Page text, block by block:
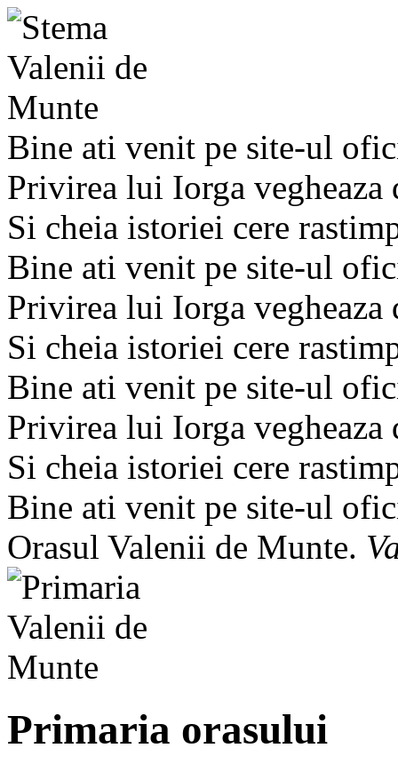
Bine ati venit pe site-ul
Privirea lui Iorga
Si cheia istoriei cere
Bine ati venit pe site-ul
Privirea lui Iorga
Si cheia istoriei cere
Bine ati venit pe site-ul
Privirea lui Iorga
Si cheia istoriei cere
Bine ati venit pe site-ul
Orasul Valenii de Munte.
Primaria orasului